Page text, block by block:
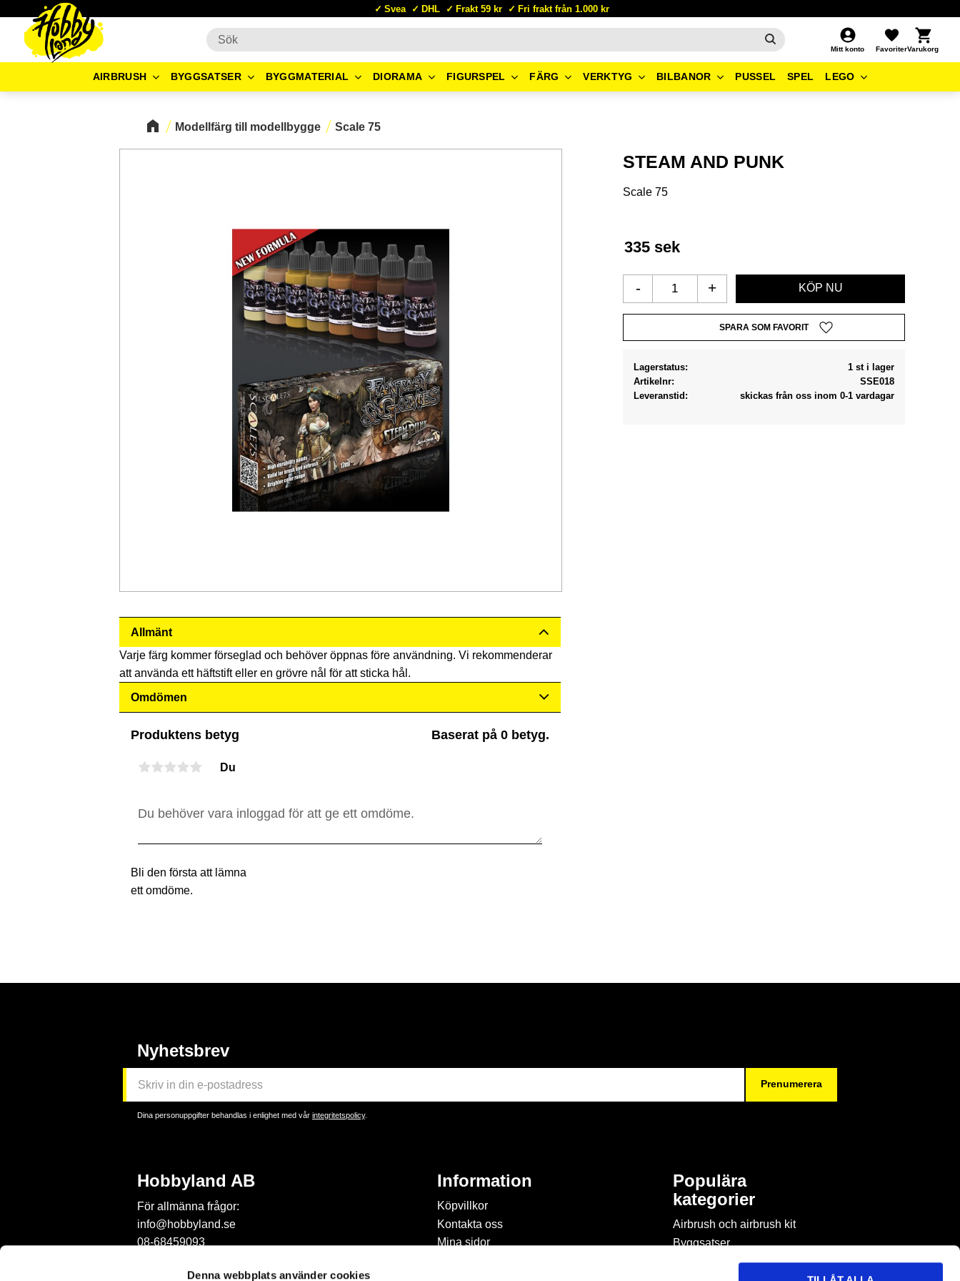
Denna webbplats använder cookies
Svea DHL Frakt 59 kr Fri frakt från 1.000 kr
Mitt konto
Favoriter
Kundvagn
AIRBRUSH BYGGSATSER BYGGMATERIAL DIORAMA FIGURSPEL FÄRG VERKTYG BILBANOR PUSSEL SPEL LEGO
Modellfärg till modellbygge Scale 75
STEAM AND PUNK
Scale 75
335 sek
+
-
Lägg till i favoriter
Lagerstatus
1 st i lager
Artikelnr
SSE018
Leveranstid
skickas från oss inom 0-1 vardagar
Allmänt
Varje färg kommer förseglad och behöver öppnas före användning. Vi rekommenderar
att använda ett häftstift eller en grövre nål för att sticka hål.
Omdömen
Produktens betyg Baserat på 0 betyg.
Du
Bli den första att lämna
ett omdöme.
Nyhetsbrev
Prenumerera
Dina personuppgifter behandlas i enlighet med vår integritetspolicy.
Hobbyland AB
För allmänna frågor:
info@hobbyland.se
08-68459093
Information
Köpvillkor
Kontakta oss
Mina sidor
Populära
kategorier
Airbrush och airbrush kit
Byggsatser
Böcker & tidningar om